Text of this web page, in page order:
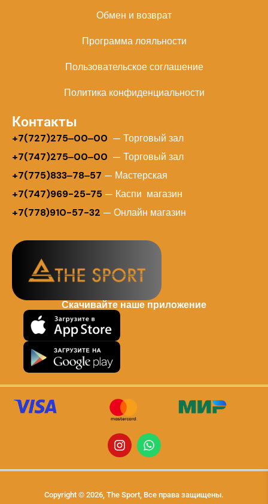
Обмен и возврат
Программа лояльности
Пользовательское соглашение
Политика конфиденциальности
Контакты
+7(727)275‒00‒00 — Торговый зал
+7(747)275‒00‒00 — Торговый зал
+7(775)833‒78‒57 — Мастерская
+7(747)969-25-75 — Каспи магазин
+7(778)910-57-32 — Онлайн магазин
Скачивайте наше приложение
Copyright © 2026, The Sport, Все права защищены.